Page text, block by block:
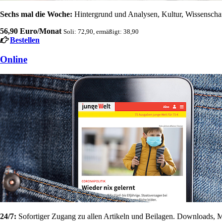
Sechs mal die Woche: Hintergrund und Analysen, Kultur,
56,90 Euro/Monat Soli: 72,90, ermäßigt: 38,90
Bestellen
Online
24/7: Sofortiger Zugang zu allen Artikeln und Beilagen. Downloads,